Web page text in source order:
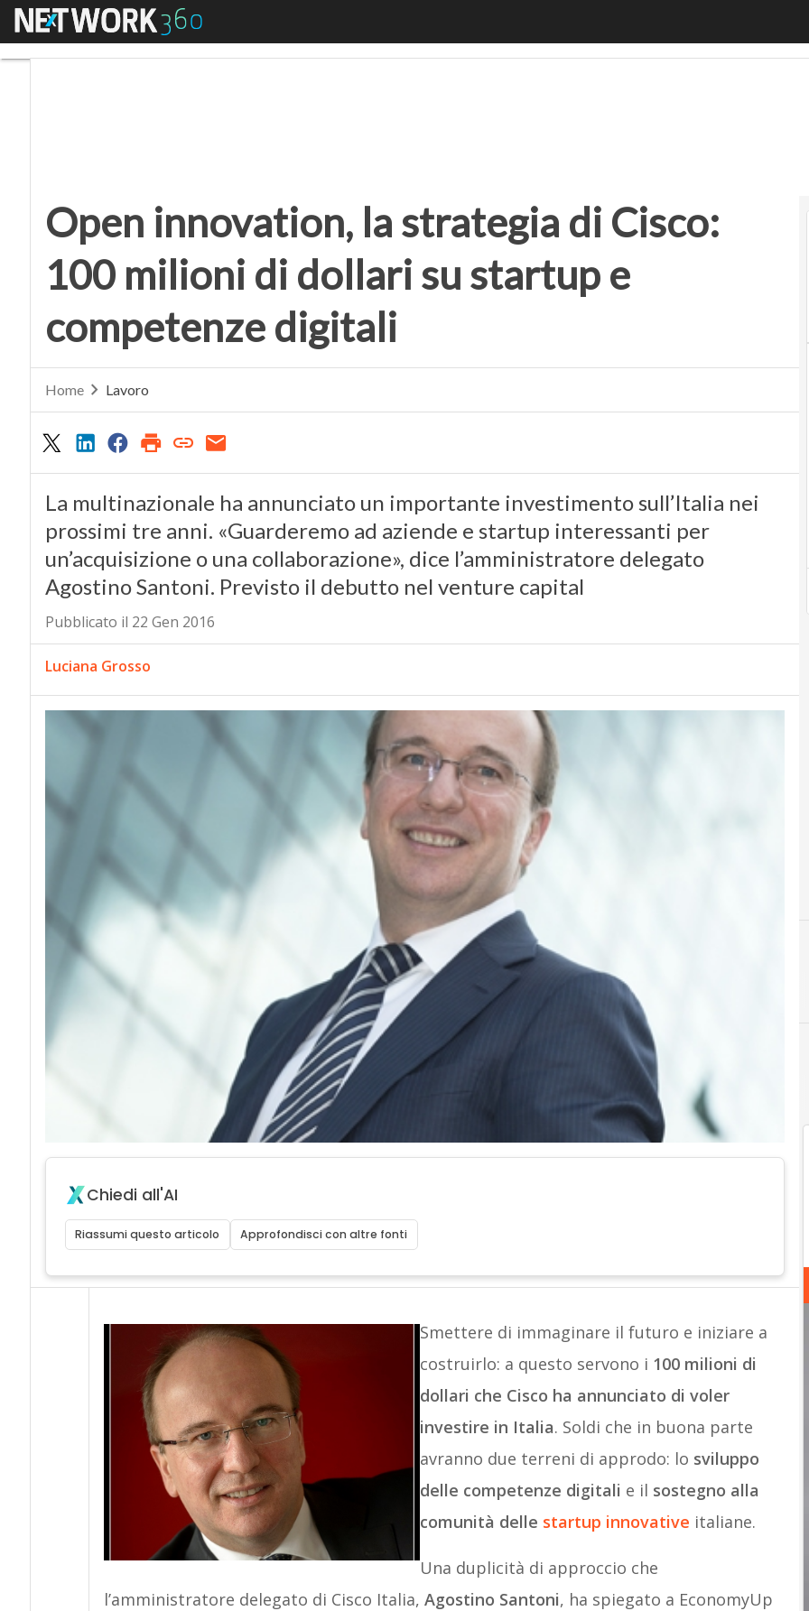
Menu
Open innovation, la strategia di Cisco:
100 milioni di dollari su startup e
competenze digitali
Home Lavoro
La multinazionale ha annunciato un importante investimento sull’Italia nei
prossimi tre anni. «Guarderemo ad aziende e startup interessanti per
un’acquisizione o una collaborazione», dice l’amministratore delegato
Agostino Santoni. Previsto il debutto nel venture capital
Pubblicato il 22 Gen 2016
Luciana Grosso
Chiedi all'AI
Riassumi questo articolo Approfondisci con altre fonti
Smettere di immaginare il futuro e iniziare a
costruirlo: a questo servono i 100 milioni di
dollari che Cisco ha annunciato di voler
investire in Italia. Soldi che in buona parte
avranno due terreni di approdo: lo sviluppo
delle competenze digitali e il sostegno alla
comunità delle startup innovative italiane.
Una duplicità di approccio che
l’amministratore delegato di Cisco Italia, Agostino Santoni, ha spiegato a EconomyUp